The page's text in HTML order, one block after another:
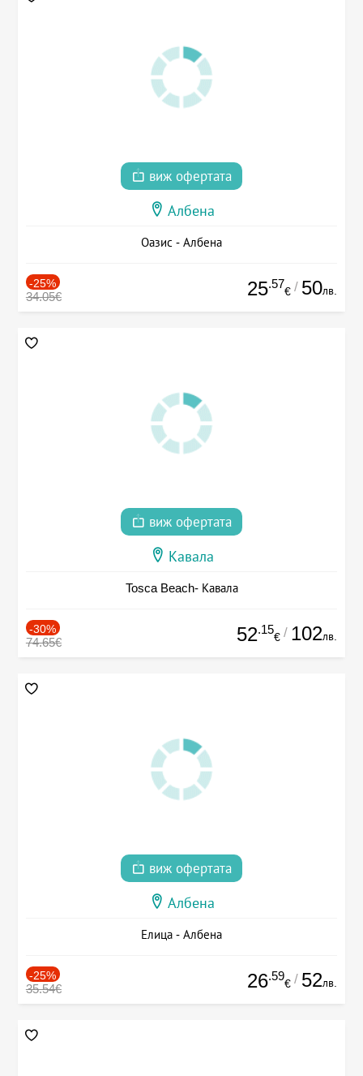
виж офертата
Албена
Оазис - Албена
-25%
34.05€ 25.57
€ / 50лв.
виж офертата
Кавала
Tosca Beach- Кавала
-30%
74.65€ 52.15
€ / 102лв.
виж офертата
Албена
Елица - Албена
-25%
35.54€ 26.59
€ / 52лв.